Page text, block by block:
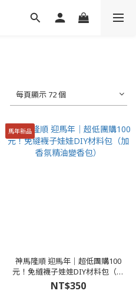
每頁顯示 72 個
馬年新品
神馬隆順 迎馬年│超低團購100
元！免縫襪子娃娃DIY材料包（加
香氛精油變香包）
NT$350